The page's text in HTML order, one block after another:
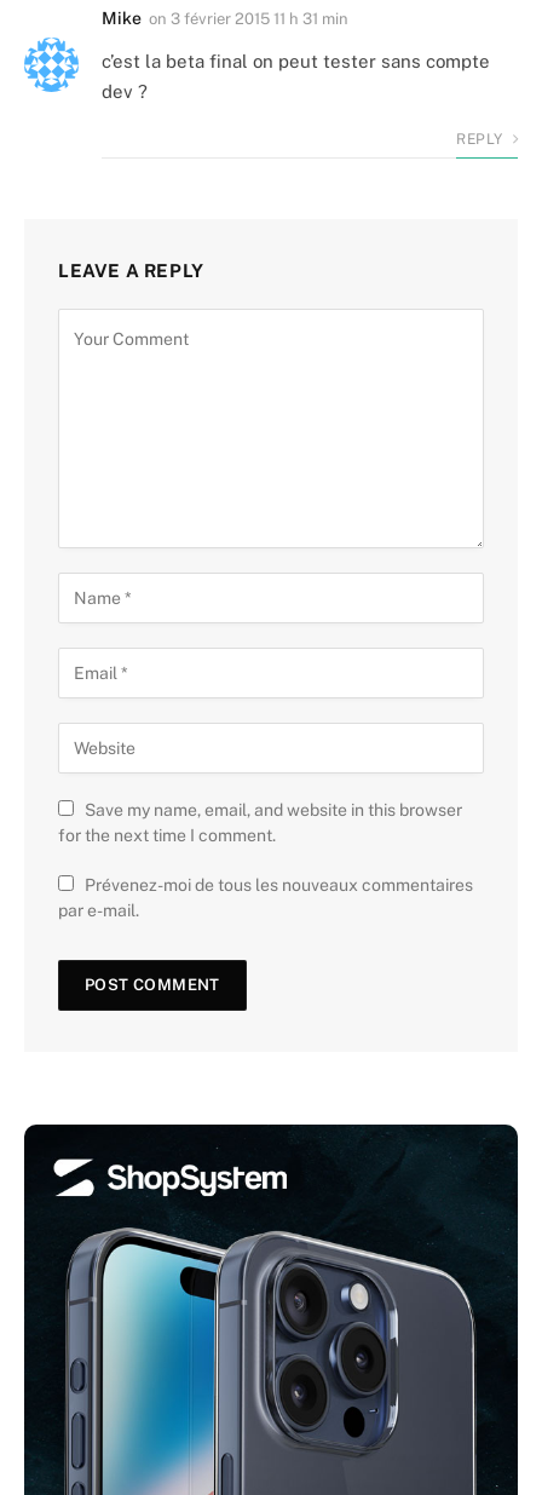
Mike on 3 février 2015 11 h 31 min
c’est la beta final on peut tester sans compte
dev ?
REPLY
LEAVE A REPLY
Save my name, email, and website in this browser
for the next time I comment.
Prévenez-moi de tous les nouveaux commentaires
par e-mail.